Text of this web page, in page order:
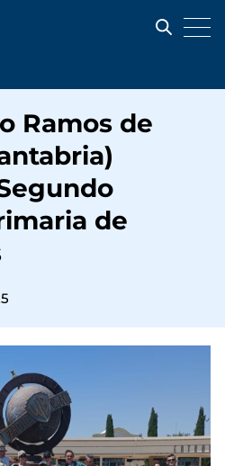
Ramos de
de